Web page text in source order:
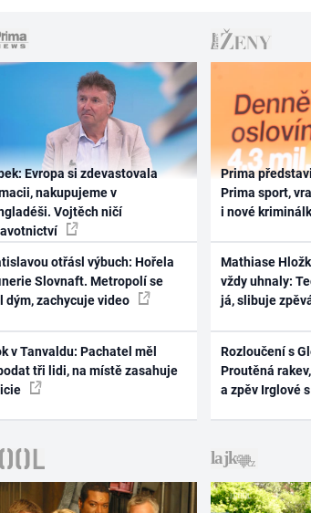
Evropa si zdevastovala
nakupujeme v
Vojtěch ničí
otřásl výbuch: Hořela
Slovnaft. Metropolí se
dým, zachycuje video
v Tanvaldu: Pachatel měl
tři lidi, na místě zasahuje
Prima
Prima sport,
i nové
Mathiase
vždy uhnaly:
já, slibuje
Rozloučení s
Proutěná
a zpěv Irglové